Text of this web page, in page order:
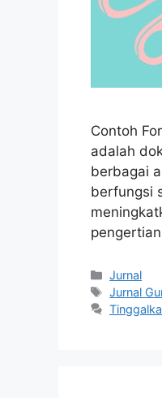
Contoh
adalah
berbagai
berfungsi
Kategori
Jurnal
Tag
Jurnal